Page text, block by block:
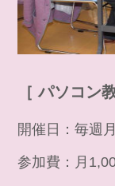
［ パソコン
開催日：毎週
参加費：月